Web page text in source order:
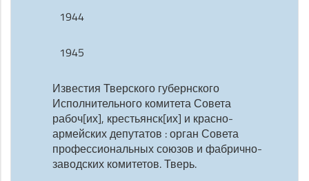
1944
1945
Известия Тверского губернского
Исполнительного комитета Совета
рабоч[их], крестьянск[их] и красно-
армейских депутатов : орган Совета
профессиональных союзов и фабрично-
заводских комитетов. Тверь.